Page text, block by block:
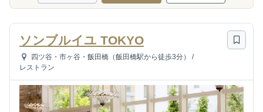
ソンブルイユ TOKYO
四ツ谷・市ヶ谷・飯田橋（飯田橋駅から徒歩3分）
/
レストラン